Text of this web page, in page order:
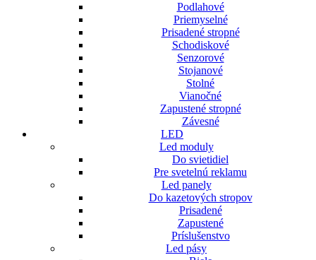
Podlahové
Priemyselné
Prisadené stropné
Schodiskové
Senzorové
Stojanové
Stolné
Vianočné
Zapustené stropné
Závesné
LED
Led moduly
Do svietidiel
Pre svetelnú reklamu
Led panely
Do kazetových stropov
Prisadené
Zapustené
Príslušenstvo
Led pásy